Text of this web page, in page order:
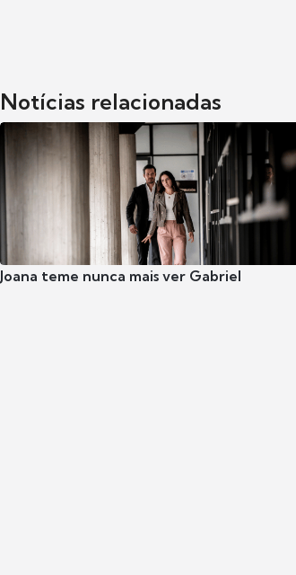
Notícias relacionadas
Joana teme nunca mais ver Gabriel